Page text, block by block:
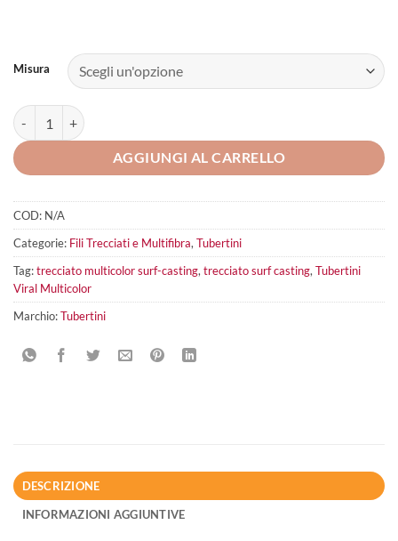
Misura
Tubertini Viral Multicolor quantità
AGGIUNGI AL CARRELLO
COD: N/A
Categorie: Fili Trecciati e Multifibra, Tubertini
Tag:trecciato multicolor surf-casting, trecciato surf casting, Tubertini
Viral Multicolor
Marchio:Tubertini
DESCRIZIONE
INFORMAZIONI AGGIUNTIVE